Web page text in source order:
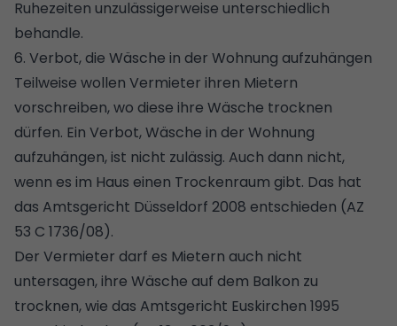
Ruhezeiten unzulässigerweise unterschiedlich
behandle.
6. Verbot, die Wäsche in der Wohnung aufzuhängen
Teilweise wollen Vermieter ihren Mietern
vorschreiben, wo diese ihre Wäsche trocknen
dürfen. Ein Verbot, Wäsche in der Wohnung
aufzuhängen, ist nicht zulässig. Auch dann nicht,
wenn es im Haus einen Trockenraum gibt. Das hat
das Amtsgericht Düsseldorf 2008 entschieden (AZ
53 C 1736/08).
Der Vermieter darf es Mietern auch nicht
untersagen, ihre Wäsche auf dem Balkon zu
trocknen, wie das Amtsgericht Euskirchen 1995